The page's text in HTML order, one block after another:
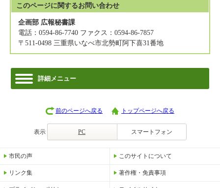
このページに関するお問い合わせ
企画部 広報秘書課
電話：0594-86-7740 ファクス：0594-86-7857
〒511-0498 三重県いなべ市北勢町阿下喜31番地
詳細メニュー
前のページへ戻る トップページへ戻る
表示 PC スマートフォン
市民の声 このサイトについて
リンク集 著作権・免責事項